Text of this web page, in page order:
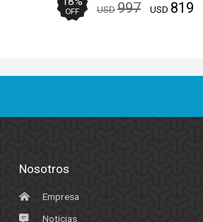
OFF USD997 USD 819
Nosotros
Empresa
Noticias